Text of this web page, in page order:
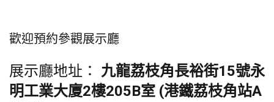
歡迎預約參觀展示廳
展示廳地址： 九龍荔枝角長裕街15號永
明工業大廈2樓205B室 (港鐵荔枝角站A